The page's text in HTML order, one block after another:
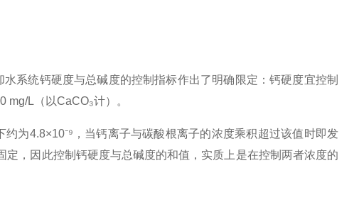
系统钙硬度与总碱度的控制指标作出了明确限定：钙硬度宜控制
L（以CaCO₃计）。
为4.8×10⁻⁹，当钙离子与碳酸根离子的浓度乘积超过该值时即发
，因此控制钙硬度与总碱度的和值，实质上是在控制两者浓度的